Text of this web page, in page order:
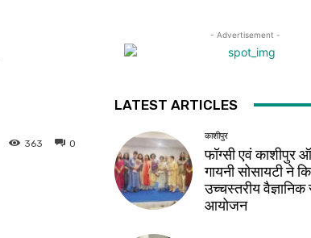
0
363
- Advertisement -
LATEST ARTICLES
काशीपुर
फॉग्सी एवं काशीपुर
गायनी सोसायटी ने
उच्चस्तरीय वैज्ञानिक
आयोजन